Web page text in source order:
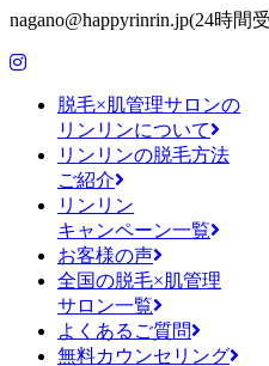
nagano@happyrinrin.jp(24時間
脱毛×肌管理サロンの
リンリンについて
リンリンの脱毛方法
ご紹介
リンリン
キャンペーン一覧
お客様の声
全国の脱毛×肌管理
サロン一覧
よくあるご質問
無料カウンセリング